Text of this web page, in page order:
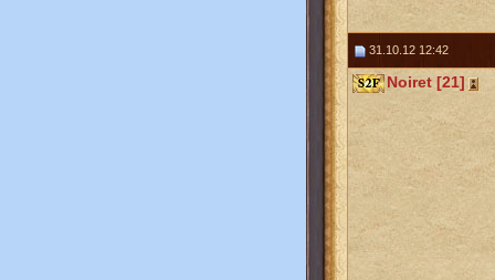
31.10.12 12:42
Noiret [21]